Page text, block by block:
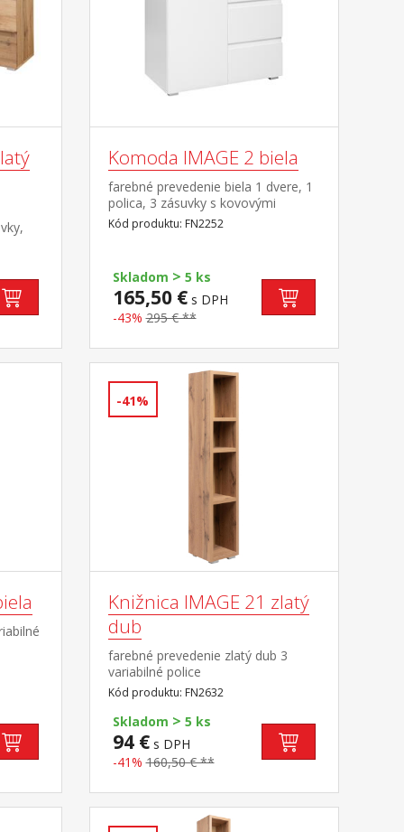
Komoda IMAGE 2 biela
farebné prevedenie biela 1 dvere, 1
polica, 3 zásuvky s kovovými
pojazdmi
Kód produktu: FN2252
Skladom > 5 ks
165,50 €s DPH
-43% 295 € **
-41%
Knižnica IMAGE 21 zlatý
dub
farebné prevedenie zlatý dub 3
variabilné police
Kód produktu: FN2632
Skladom > 5 ks
94 €s DPH
-41% 160,50 € **